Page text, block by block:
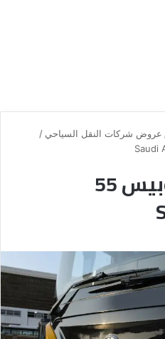
عروض شركات النقل السياحي /
تسعيرة ايجر اتوبيس 55